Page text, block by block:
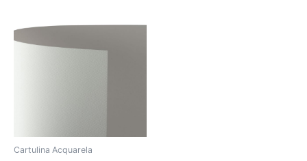
Cartulina Acquarela